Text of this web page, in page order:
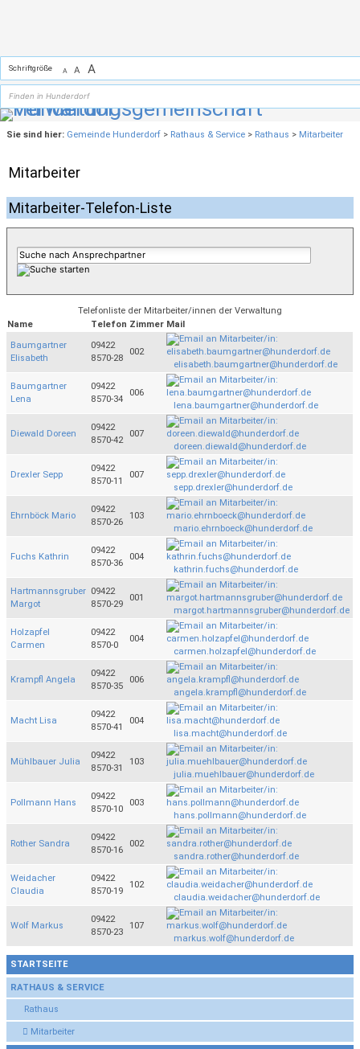
Schriftgröße A A A
STARTSEITE
RATHAUS & SERVICE
Rathaus
Mitarbeiter
Sie sind hier: Gemeinde Hunderdorf > Rathaus & Service > Rathaus > Mitarbeiter
Mitarbeiter
Mitarbeiter-Telefon-Liste
Telefonliste der Mitarbeiter/innen der Verwaltung
Name
Telefon Zimmer Mail
Baumgartner
Elisabeth
09422
8570-28
002
elisabeth.baumgartner@hunderdorf.de
Baumgartner
Lena
09422
8570-34
006
lena.baumgartner@hunderdorf.de
Diewald Doreen
09422
8570-42
007
doreen.diewald@hunderdorf.de
Drexler Sepp
09422
8570-11
007
sepp.drexler@hunderdorf.de
Ehrnböck Mario
09422
8570-26
103
mario.ehrnboeck@hunderdorf.de
Fuchs Kathrin
09422
8570-36
004
kathrin.fuchs@hunderdorf.de
Hartmannsgruber
Margot
09422
8570-29
001
margot.hartmannsgruber@hunderdorf.de
Holzapfel
Carmen
09422
8570-0
004
carmen.holzapfel@hunderdorf.de
Krampfl Angela
09422
8570-35
006
angela.krampfl@hunderdorf.de
Macht Lisa
09422
8570-41
004
lisa.macht@hunderdorf.de
Mühlbauer Julia
09422
8570-31
103
julia.muehlbauer@hunderdorf.de
Pollmann Hans
09422
8570-10
003
hans.pollmann@hunderdorf.de
Rother Sandra
09422
8570-16
002
sandra.rother@hunderdorf.de
Weidacher
Claudia
09422
8570-19
102
claudia.weidacher@hunderdorf.de
Wolf Markus
09422
8570-23
107
markus.wolf@hunderdorf.de